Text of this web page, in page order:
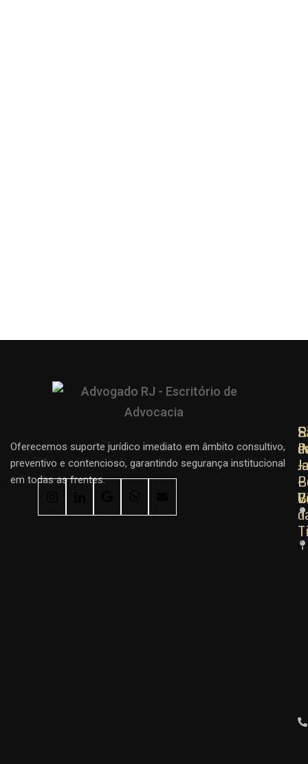
Oferecemos suporte jurídico imediato em âmbito consultivo,
preventivo e contencioso, garantindo segurança institucional
em todas as frentes.
–
–
–